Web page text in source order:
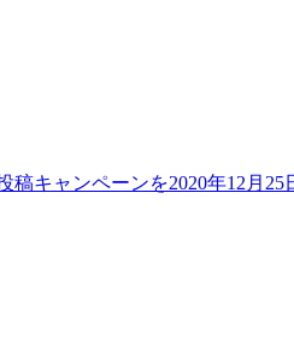
キャンペーンを2020年12月25